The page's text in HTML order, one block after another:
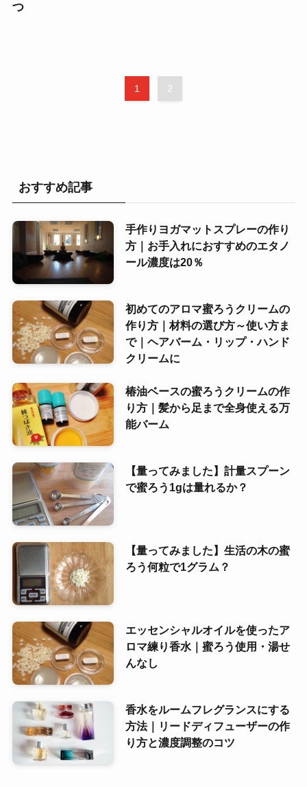
つ
1 2
おすすめ記事
手作りヨガマットスプレーの作り
方｜お手入れにおすすめのエタノ
ール濃度は20％
初めてのアロマ蜜ろうクリームの
作り方｜材料の選び方～使い方ま
で｜ヘアバーム・リップ・ハンド
クリームに
椿油ベースの蜜ろうクリームの作
り方｜髪から足まで全身使える万
能バーム
【量ってみました】計量スプーン
で蜜ろう1gは量れるか？
【量ってみました】生活の木の蜜
ろう何粒で1グラム？
エッセンシャルオイルを使ったア
ロマ練り香水｜蜜ろう使用・湯せ
んなし
香水をルームフレグランスにする
方法｜リードディフューザーの作
り方と濃度調整のコツ